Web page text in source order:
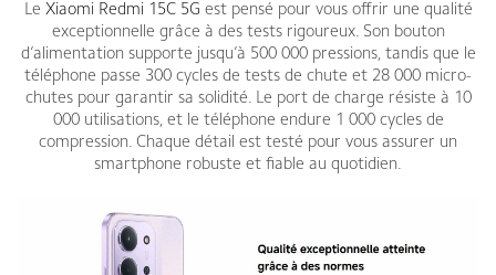
Le Xiaomi Redmi 15C 5G est pensé pour vous offrir une qualité
exceptionnelle grâce à des tests rigoureux. Son bouton
d’alimentation supporte jusqu’à 500 000 pressions, tandis que le
téléphone passe 300 cycles de tests de chute et 28 000 micro-
chutes pour garantir sa solidité. Le port de charge résiste à 10
000 utilisations, et le téléphone endure 1 000 cycles de
compression. Chaque détail est testé pour vous assurer un
smartphone robuste et fiable au quotidien.